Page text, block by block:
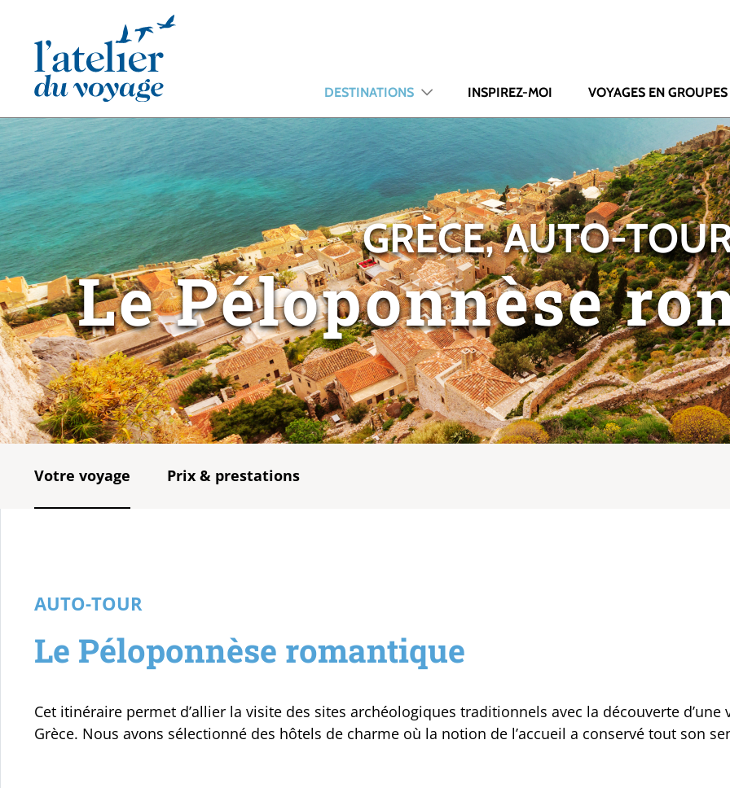
DESTINATIONS INSPIREZ-MOI VOYAGES EN GROUPES
GRÈCE, AUTO-
Le Péloponnèse
Votre voyage Prix & prestations
AUTO-TOUR
Le Péloponnèse romantique
Cet itinéraire permet d’allier la visite des sites archéologiques traditionnels avec la découverte d’une
Grèce. Nous avons sélectionné des hôtels de charme où la notion de l’accueil a conservé tout son
Panneau de gestion des cookies